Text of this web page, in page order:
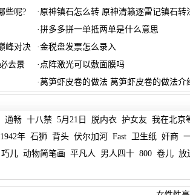
些呢? · 原神镇石怎么转 原神清籁逐雷记镇石转
·拼多多拼一单抵两单是什么意思
峰对决 ·金税盘发票怎么录入
去景 · 点阵激光可以敷面膜吗
· 莴笋虾皮卷的做法 莴笋虾皮卷的做法介
通畅 十八禁 5月21日 脱内衣 护女友 我在北京
1942年 石狮 背头 伏尔加河 Fast 卫生纸 奸商
巧儿 动物简笔画 平凡人 男人四十 800 卷儿 放